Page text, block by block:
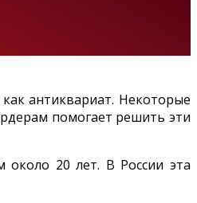
антиквариат. Некоторые
помогает решить эти
около 20 лет. В России эта